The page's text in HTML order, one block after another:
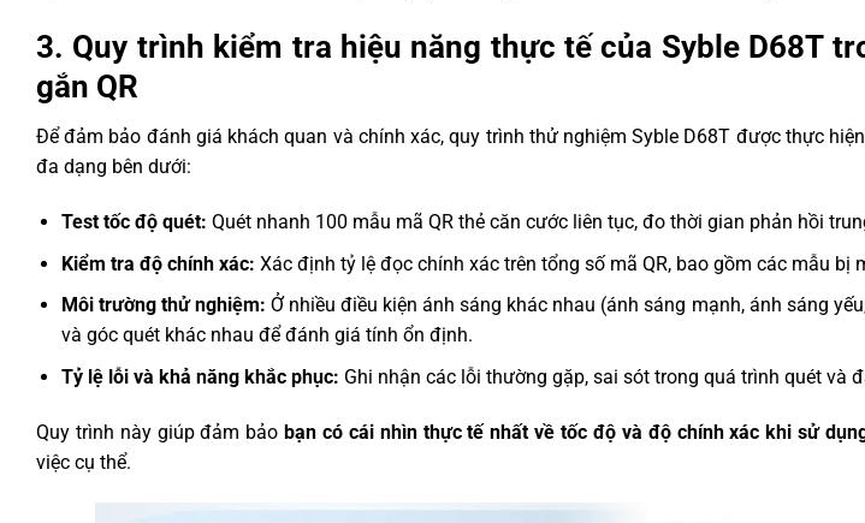
3. Quy trình kiểm tra hiệu năng thực tế của Syble D68T
gắn QR
Để đảm bảo đánh giá khách quan và chính xác, quy trình thử nghiệm Syble D68T được thực
đa dạng bên dưới:
Test tốc độ quét: Quét nhanh 100 mẫu mã QR thẻ căn cước liên tục, đo thời gian phản hồi
Kiểm tra độ chính xác: Xác định tỷ lệ đọc chính xác trên tổng số mã QR, bao gồm các mẫu bị
Môi trường thử nghiệm: Ở nhiều điều kiện ánh sáng khác nhau (ánh sáng mạnh, ánh sáng
và góc quét khác nhau để đánh giá tính ổn định.
Tỷ lệ lỗi và khả năng khắc phục: Ghi nhận các lỗi thường gặp, sai sót trong quá trình quét và
Quy trình này giúp đảm bảobạn có cái nhìn thực tế nhất về tốc độ và độ chính xác khi sử
việc cụ thể.